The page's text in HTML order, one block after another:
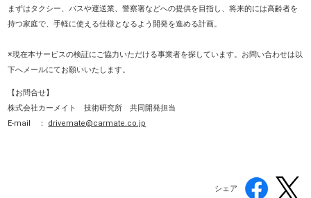
まずはタクシー、バスや運送業、警察署などへの提供を目指し、将来的には高齢者を
持つ家庭で、手軽に使える仕様となるよう開発を進める計画。
※現在本サービスの検証にご協力いただける事業者を探しています。お問い合わせは以
下へメールにてお願いいたします。
【お問合せ】
株式会社カーメイト 技術研究所 共同開発担当
E-mail ： drivemate@carmate.co.jp
シェア